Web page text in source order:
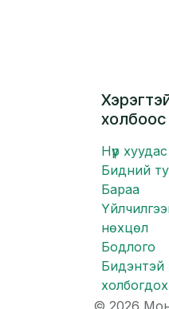
холбоос
Нүүр хуудас
Бидний
Бараа
нөхцөл
Бодлого
Бидэнтэй
холбогдох
© 2026